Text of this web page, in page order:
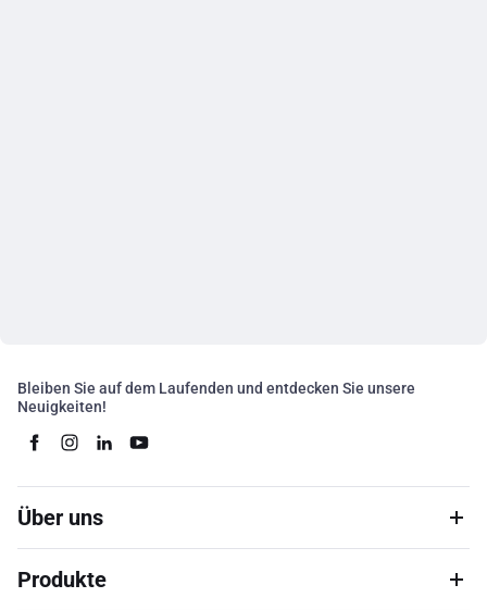
Bleiben Sie auf dem Laufenden und entdecken Sie unsere
Neuigkeiten!
Über uns
Produkte